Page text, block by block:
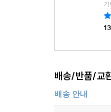
배송/반품/교
배송 안내